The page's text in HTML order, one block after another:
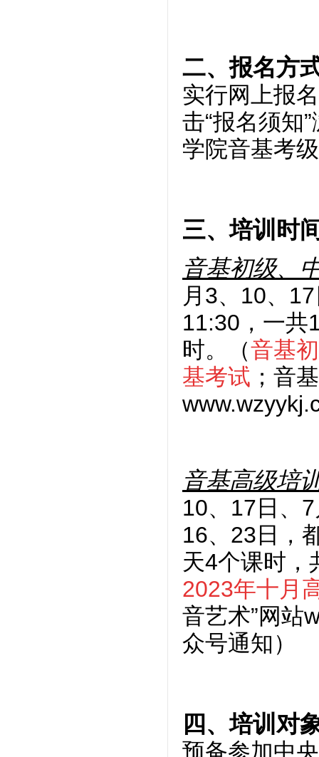
二、报名方
实行网上报
击“报名须知
学院音基考
三、培训时
音基初级、
月3、10、
11:30，一共
时。（音基
基考试 ；音
音基高级培
10、17日、
16、23日，
天4个课时，
2023年十月
音艺术”网站
众号通知）
四、培训对
预备参加中